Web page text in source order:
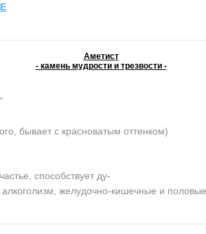
Аметист
- камень мудрости и трезвости -
бывает с красноватым оттенком)
способствует ду-
желудочно-кишечные и